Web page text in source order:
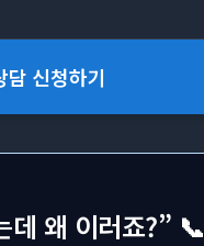
담 신청하기
데 왜 이러죠?” 📞